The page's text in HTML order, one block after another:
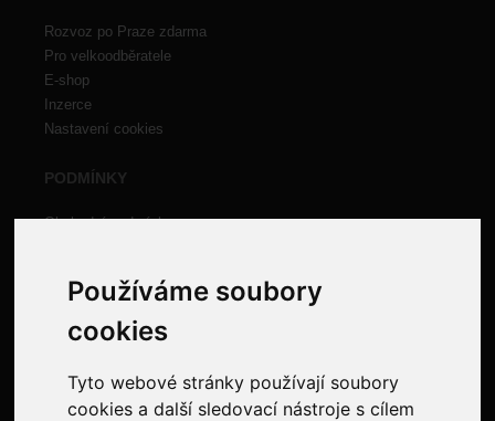
Používáme soubory
cookies
Tyto webové stránky používají soubory
cookies a další sledovací nástroje s cílem
Rozvoz po Praze zdarma
Pro velkoodběratele
E-shop
Inzerce
Nastavení cookies
PODMÍNKY
Obchodní podmínky
Ochrana osobních údajů
Evidence tržeb
NAJDETE NÁS NA: